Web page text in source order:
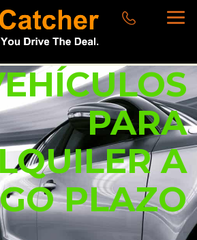
PARA
A
PLAZO